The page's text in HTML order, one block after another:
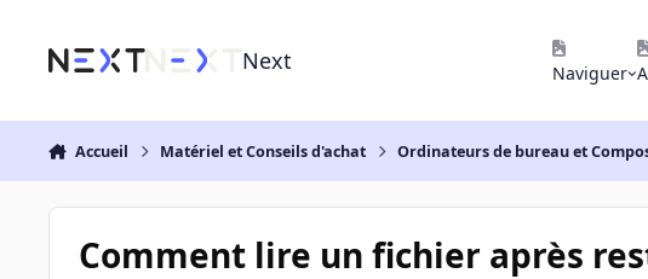
Next Naviguer
Accueil Matériel et Conseils d'achat Ordinateurs de bureau et
Comment lire un fichier après